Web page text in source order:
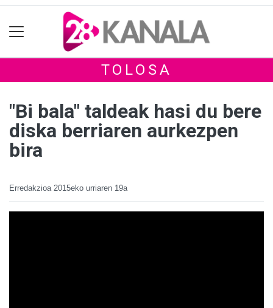
TOLOSA
"Bi bala" taldeak hasi du bere
diska berriaren aurkezpen
bira
Erredakzioa 2015eko urriaren 19a